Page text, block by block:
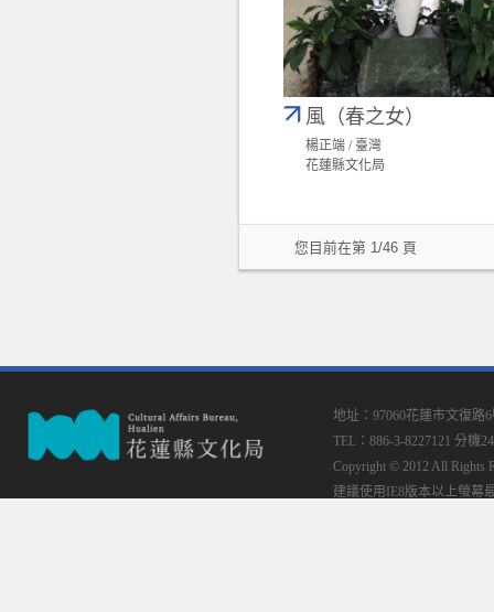
風（春之女）
楊正端 / 臺灣
花蓮縣文化局
您目前在第 1/46 頁
地址：97060花蓮市文復路
TEL：886-3-8227121 分機
Copyright © 2012 All Rights
建議使用IE8版本以上螢幕